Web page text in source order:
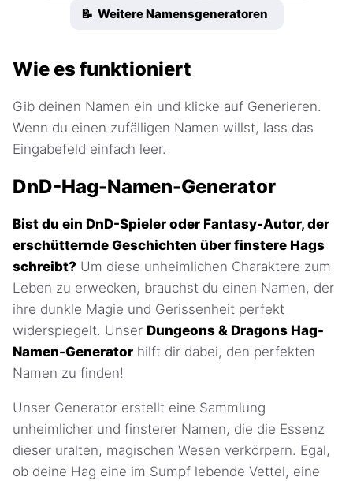
📝 Weitere Namensgeneratoren
Wie es funktioniert
Gib deinen Namen ein und klicke auf Generieren.
Wenn du einen zufälligen Namen willst, lass das
Eingabefeld einfach leer.
DnD-Hag-Namen-Generator
Bist du ein DnD-Spieler oder Fantasy-Autor, der
erschütternde Geschichten über finstere Hags
schreibt? Um diese unheimlichen Charaktere zum
Leben zu erwecken, brauchst du einen Namen, der
ihre dunkle Magie und Gerissenheit perfekt
widerspiegelt. Unser Dungeons & Dragons Hag-
Namen-Generator hilft dir dabei, den perfekten
Namen zu finden!
Unser Generator erstellt eine Sammlung
unheimlicher und finsterer Namen, die die Essenz
dieser uralten, magischen Wesen verkörpern. Egal,
ob deine Hag eine im Sumpf lebende Vettel, eine